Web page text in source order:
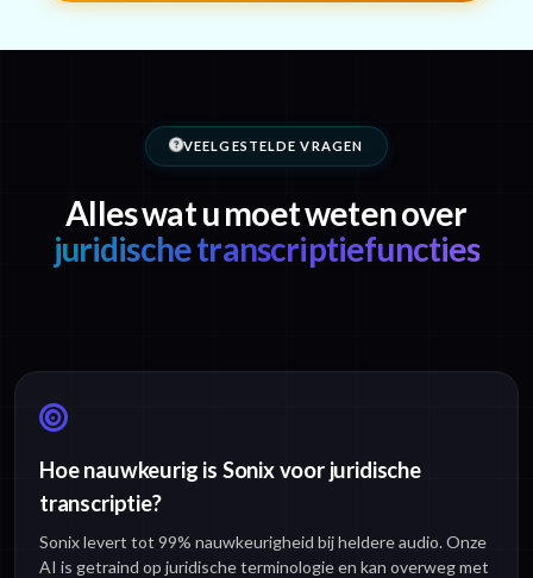
VEELGESTELDE VRAGEN
Alles wat u moet weten over
juridische transcriptiefuncties
Hoe nauwkeurig is Sonix voor juridische
transcriptie?
Sonix levert tot 99% nauwkeurigheid bij heldere audio. Onze
AI is getraind op juridische terminologie en kan overweg met